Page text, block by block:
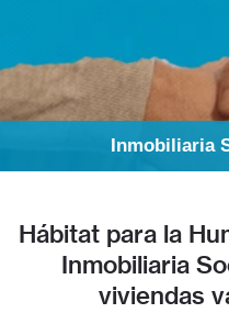
Inmobiliaria
Hábitat para la
Inmobiliaria
viviendas